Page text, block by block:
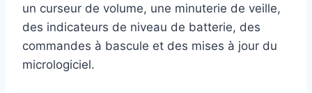
un curseur de volume, une minuterie de veille,
des indicateurs de niveau de batterie, des
commandes à bascule et des mises à jour du
micrologiciel.